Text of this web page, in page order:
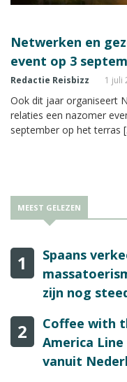
Netwerken en
event op 3
Redactie Reisbizz 1 juli
Ook dit jaar organiseert
relaties een nazomer
september op het terras
MEEST GELEZEN
1
Spaans
zijn nog
2
Coffee with
America
vanuit